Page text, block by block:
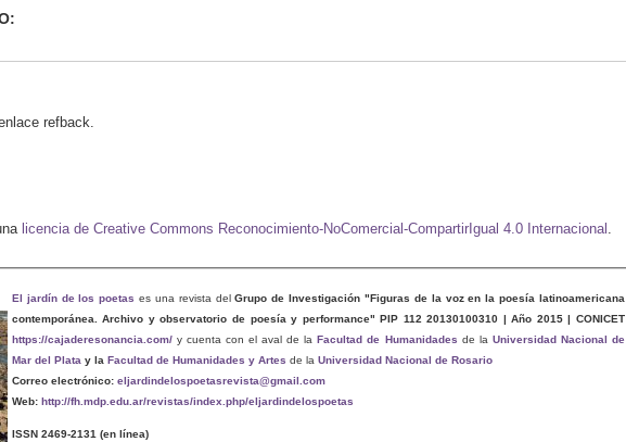
refback.
licencia de Creative Commons Reconocimiento-NoComercial-CompartirIgual 4.0 Internacional .
El jardín de los poetas es una revista delGrupo de Investigación "Figuras de la voz en la poesía latinoamericana
contemporánea. Archivo y observatorio de poesía y performance" PIP 112 20130100310 | Año 2015 | CONICET
https://cajaderesonancia.com/y cuenta con el aval de laFacultad de Humanidades de la Universidad Nacional de
Mar del Platay la Facultad de Humanidades y Artes de la Universidad Nacional de Rosario
Correo electrónico: eljardindelospoetasrevista@gmail.com
Web: http://fh.mdp.edu.ar/revistas/index.php/eljardindelospoetas
ISSN 2469-2131 (en línea)